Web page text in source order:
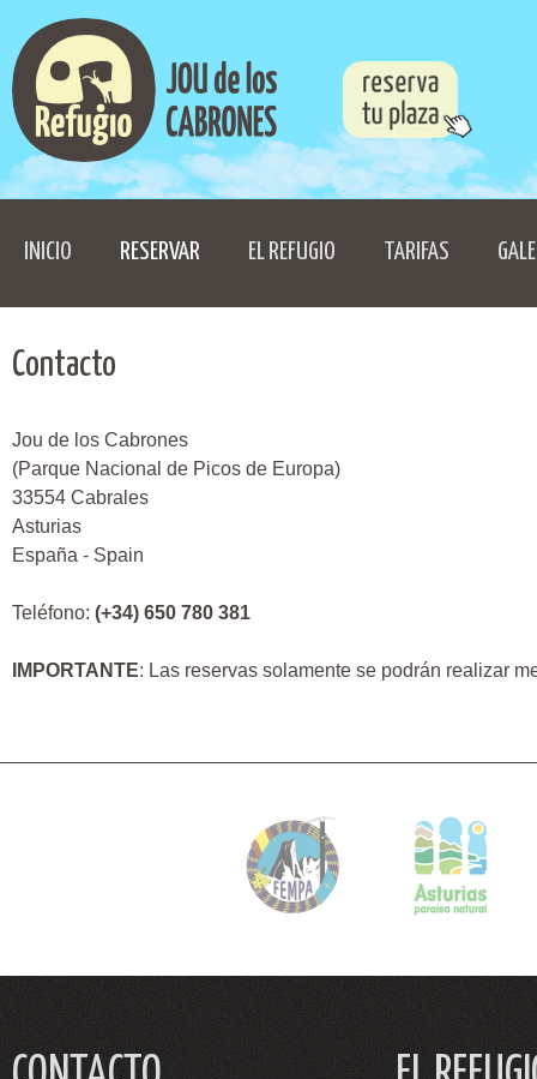
INICIO RESERVAR EL REFUGIO TARIFAS
Contacto
Jou de los Cabrones
(Parque Nacional de Picos de Europa)
33554 Cabrales
Asturias
España - Spain
Teléfono: (+34) 650 780 381
IMPORTANTE: Las reservas solamente se podrán realizar